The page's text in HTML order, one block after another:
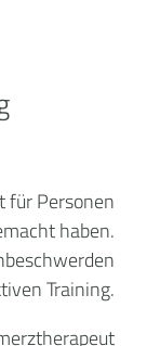
für Personen
haben.
Training.